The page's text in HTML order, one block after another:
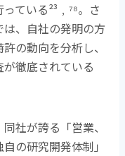
ている²³ ﹐⁷⁸。さ
、自社の発明の方
の動向を分析し、
徹底されている
社が誇る「営業、
の研究開発体制」